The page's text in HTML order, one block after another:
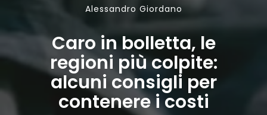
Alessandro Giordano
Caro in bolletta, le
regioni più colpite:
alcuni consigli per
contenere i costi